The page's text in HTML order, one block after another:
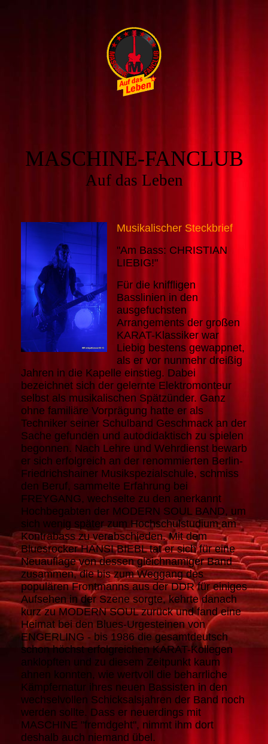
MASCHINE-FANCLUB
Auf das Leben
Musikalischer Steckbrief
"Am Bass: CHRISTIAN
LIEBIG!"
Für die kniffligen
Basslinien in den
ausgefuchsten
Arrangements der großen
KARAT-Klassiker war
Liebig bestens gewappnet,
als er vor nunmehr dreißig
Jahren in die Kapelle einstieg. Dabei
bezeichnet sich der gelernte Elektromonteur
selbst als musikalischen Spätzünder. Ganz
ohne familiäre Vorprägung hatte er als
Techniker seiner Schulband Geschmack an der
Sache gefunden und autodidaktisch zu spielen
begonnen. Nach Lehre und Wehrdienst bewarb
er sich erfolgreich an der renommierten Berlin-
Friedrichshainer Musikspezialschule, schmiss
den Beruf, sammelte Erfahrung bei
FREYGANG, wechselte zu den anerkannt
Hochbegabten der MODERN SOUL BAND, um
sich wenig später zum Hochschulstudium am
Kontrabass zu verabschieden. Mit dem
Bluesrocker HANSI BIEBL tat er sich für eine
Neuauflage von dessen gleichnamiger Band
zusammen, die bis zum Weggang des
populären Frontmanns aus der DDR für einiges
Aufsehen in der Szene sorgte, kehrte danach
kurz zu MODERN SOUL zurück und fand eine
Heimat bei den Blues-Urgesteinen von
ENGERLING - bis 1986 die gesamtdeutsch
schon höchst erfolgreichen KARAT-Kollegen
anklopften und zu diesem Zeitpunkt kaum
ahnen konnten, wie wertvoll die beharrliche
Kämpfernatur ihres neuen Bassisten in den
wechselvollen Schicksalsjahren der Band noch
werden sollte. Dass er neuerdings mit
MASCHINE "fremdgeht", nimmt ihm dort
deshalb auch niemand übel.